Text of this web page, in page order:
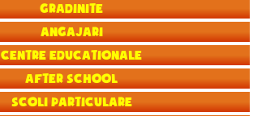
Gradinite
Angajari
Centre educationale
After School
Scoli particulare